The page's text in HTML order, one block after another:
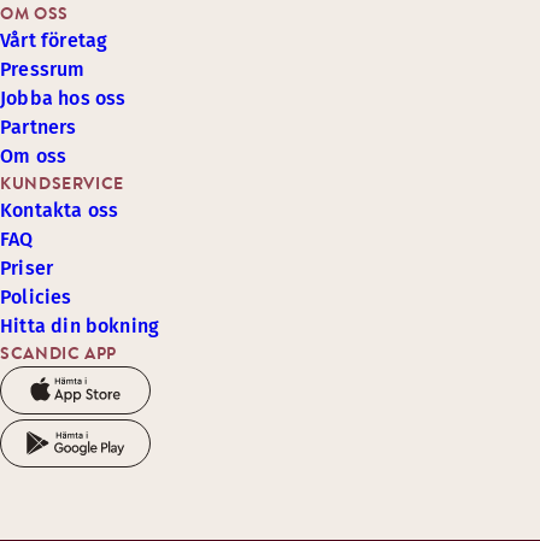
SCANDIC APP
KUNDSERVICE
Kontakta oss
FAQ
Priser
Policies
Hitta din bokning
OM OSS
Vårt företag
Pressrum
Jobba hos oss
Partners
Om oss